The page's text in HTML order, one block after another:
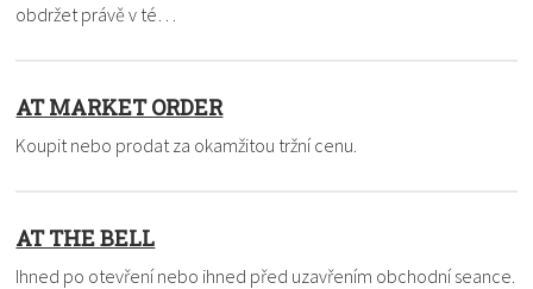
obdržet právě v té…
AT MARKET ORDER
Koupit nebo prodat za okamžitou tržní cenu.
AT THE BELL
Ihned po otevření nebo ihned před uzavřením obchodní seance.